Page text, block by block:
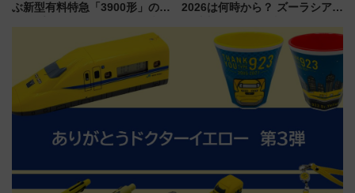
ぶ新型有料特急「3900形」のコ
2026は何時から？ ズーラシア・
見どころ、限定イベントを徹底